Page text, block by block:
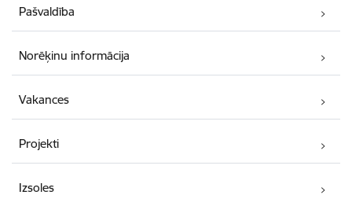
Pašvaldība
Norēķinu informācija
Vakances
Projekti
Izsoles